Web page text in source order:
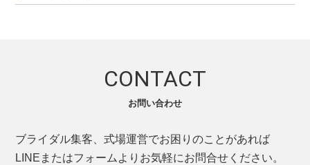
CONTACT
お問い合わせ
ブライダル集客、式場運営でお困りのことがあれば
LINEまたはフォームよりお気軽にお問合せください。